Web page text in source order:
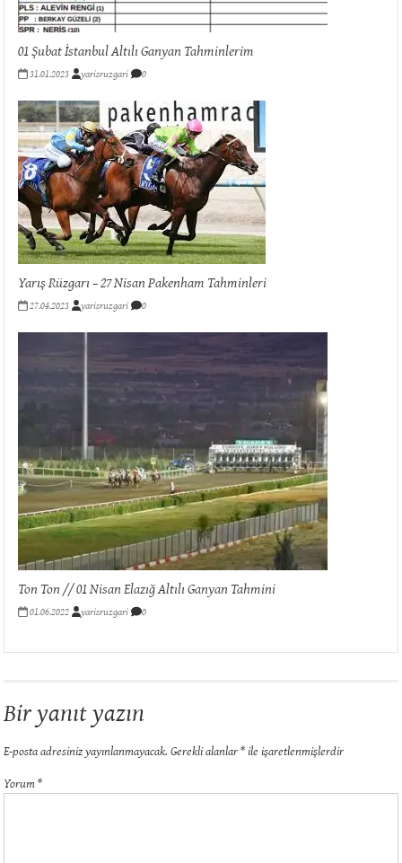
01 Şubat İstanbul Altılı Ganyan Tahminlerim
31.01.2023 yarisruzgari 0
Yarış Rüzgarı – 27 Nisan Pakenham Tahminleri
27.04.2023 yarisruzgari 0
Ton Ton // 01 Nisan Elazığ Altılı Ganyan Tahmini
01.06.2022 yarisruzgari 0
Bir yanıt yazın
E-posta adresiniz yayınlanmayacak. Gerekli alanlar*ile işaretlenmişlerdir
Yorum*